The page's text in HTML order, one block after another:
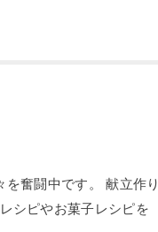
奮闘中です。 献立作り
シピやお菓子レシピを